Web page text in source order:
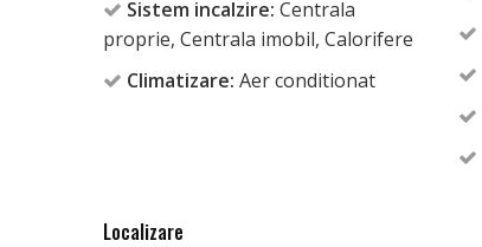
Sistem incalzire: Centrala
proprie, Centrala imobil, Calorifere
Climatizare: Aer conditionat
Localizare